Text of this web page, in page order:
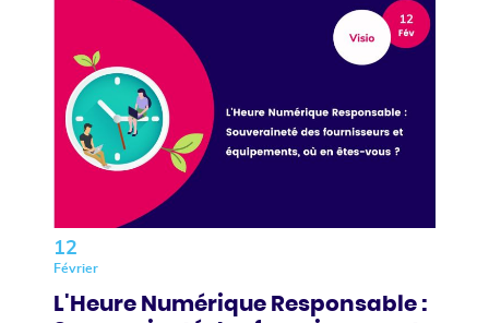
12
Février
L'Heure Numérique Responsable :